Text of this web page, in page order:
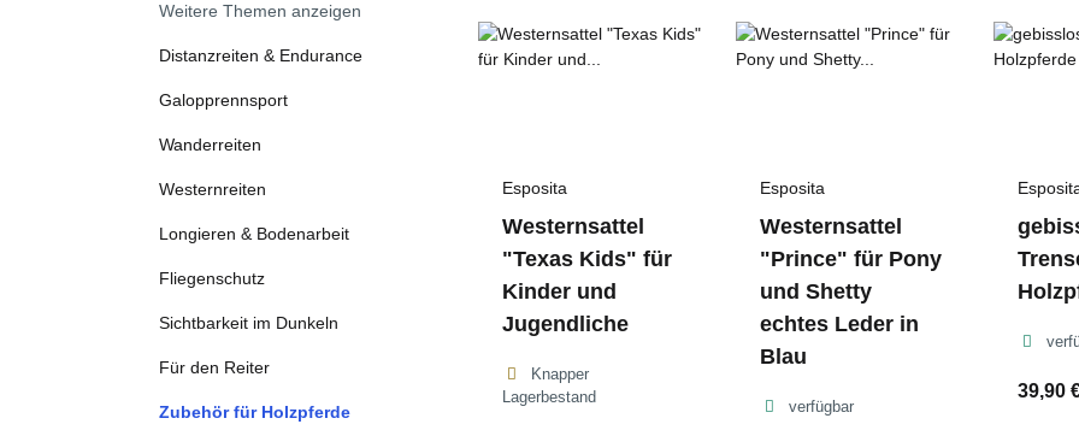
Weitere Themen anzeigen
Distanzreiten & Endurance
Galopprennsport
Wanderreiten
Westernreiten
Longieren & Bodenarbeit
Fliegenschutz
Sichtbarkeit im Dunkeln
Für den Reiter
Zubehör für Holzpferde
Esposita
Westernsattel
"Texas Kids" für
Kinder und
Jugendliche
Knapper
Lagerbestand
Esposita
Westernsattel
"Prince" für Pony
und Shetty
echtes Leder in
Blau
verfügbar
39,90